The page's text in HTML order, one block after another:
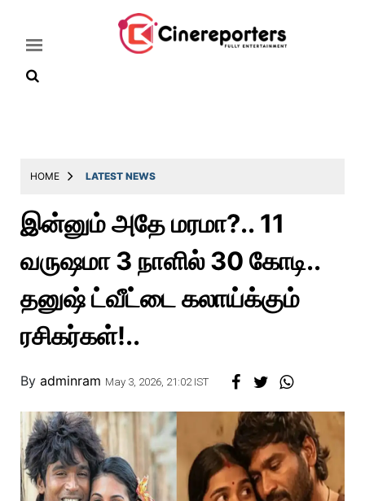
Latest
Throwback
Television
Photos
Story
HOME LATEST NEWS
இன்னும் அதே மரமா?.. 11
வருஷமா 3 நாளில் 30 கோடி..
தனுஷ் ட்வீட்டை கலாய்க்கும்
ரசிகர்கள்!..
By adminram May 3, 2026, 21:02 IST